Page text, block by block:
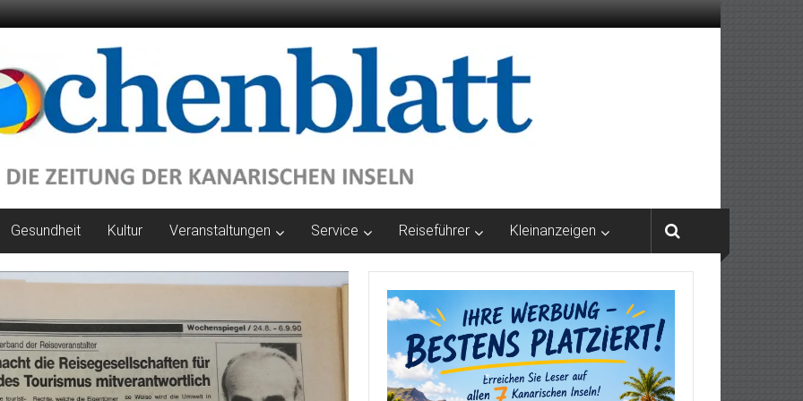
Gesundheit Kultur Veranstaltungen Service Reiseführer Kleinanzeigen